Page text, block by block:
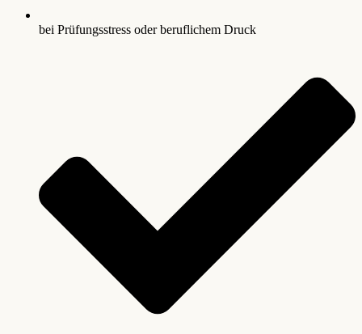
bei Prüfungsstress oder beruflichem Druck